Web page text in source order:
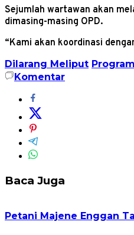
Sejumlah wartawan akan
dimasing-masing OPD.
“Kami akan koordinasi
Dilarang Meliput
Komentar
Baca Juga
Petani Majene Enggan